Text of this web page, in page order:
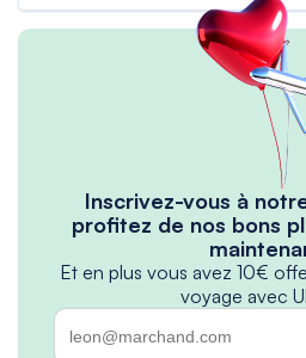
Inscrivez-vous à
profitez de nos bons
Et en plus vous avez 10€
voyage avec